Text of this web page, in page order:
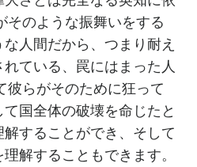
そのような振舞いをする
人間だから、つまり耐え
ている、罠にはまった人
彼らがそのために狂って
国全体の破壊を命じたと
することができ、そして
解することもできます。